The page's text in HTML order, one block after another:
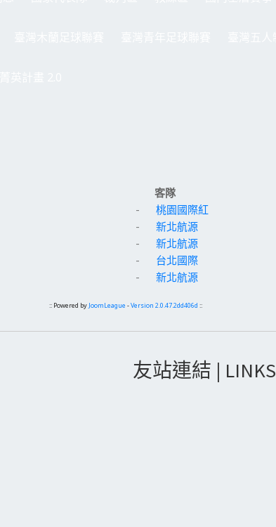
客隊
- 桃園國際紅
- 新北航源
- 新北航源
- 台北國際
- 新北航源
:: Powered by JoomLeague -Version 2.0.47.2dd406d ::
友站連結 | LINKS